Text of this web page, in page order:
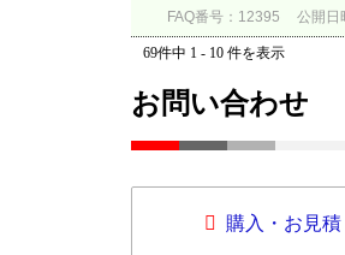
FAQ番号：12395 公開日
69件中 1 - 10 件を表示
お問い合わせ
購入・お見